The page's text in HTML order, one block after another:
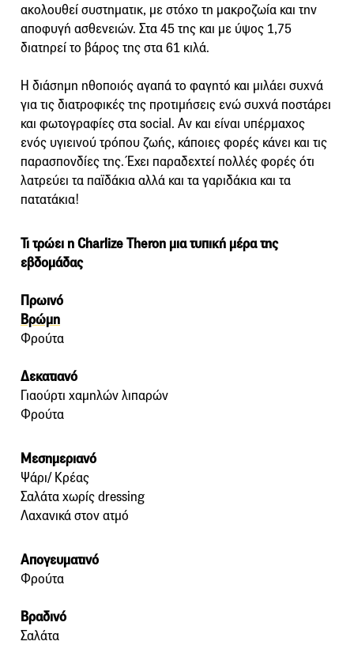
ακολουθεί συστηματικ, με στόχο τη μακροζωία και την
αποφυγή ασθενειών. Στα 45 της και με ύψος 1,75
διατηρεί το βάρος της στα 61 κιλά.
Η διάσημη ηθοποιός αγαπά το φαγητό και μιλάει συχνά
για τις διατροφικές της προτιμήσεις ενώ συχνά ποστάρει
και φωτογραφίες στα social. Αν και είναι υπέρμαχος
ενός υγιεινού τρόπου ζωής, κάποιες φορές κάνει και τις
παρασπονδίες της. Έχει παραδεχτεί πολλές φορές ότι
λατρεύει τα παϊδάκια αλλά και τα γαριδάκια και τα
πατατάκια!
Τι τρώει η Charlize Theron μια τυπική μέρα της
εβδομάδας
Πρωινό
Βρώμη
Φρούτα
Δεκατιανό
Γιαούρτι χαμηλών λιπαρών
Φρούτα
Μεσημεριανό
Ψάρι/ Κρέας
Σαλάτα χωρίς dressing
Λαχανικά στον ατμό
Απογευματινό
Φρούτα
Βραδινό
Σαλάτα